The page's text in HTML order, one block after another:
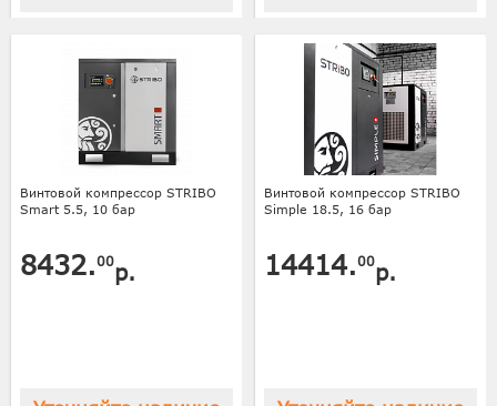
Винтовой компрессор STRIBO
Smart 5.5, 10 бар
8432.00р.
Винтовой компрессор STRIBO
Simple 18.5, 16 бар
14414.00р.